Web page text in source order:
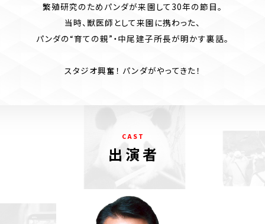
繁殖研究のためパンダが来園して30年の節目。
当時、獣医師として来園に携わった、
パンダの“育ての親”・中尾建子所長が明かす裏話。
スタジオ興奮！ パンダがやってきた！
C A S T
出 演 者